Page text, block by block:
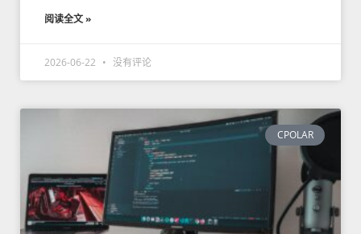
阅读全文 »
2026-06-22 没有评论
CPOLAR